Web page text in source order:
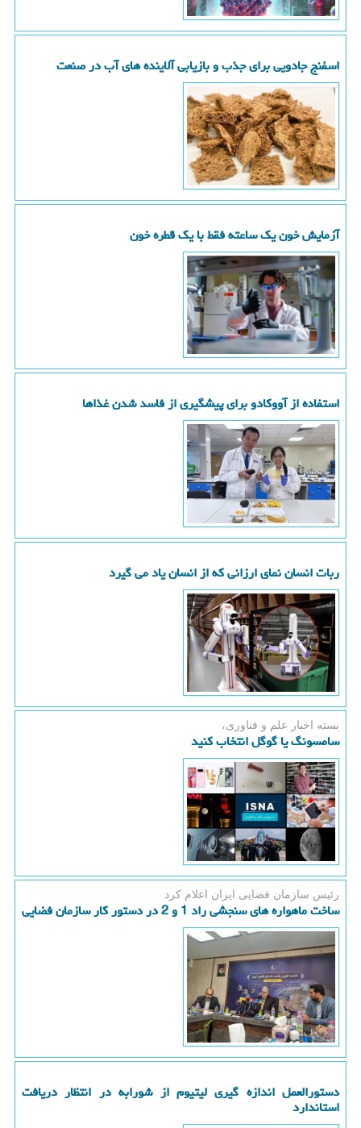
اسفنج جادویی برای جذب و بازیابی آلاینده های آب در صنعت
آزمایش خون یک ساعته فقط با یک قطره خون
استفاده از آووکادو برای پیشگیری از فاسد شدن غذاها
ربات انسان نمای ارزانی که از انسان یاد می گیرد
بسته اخبار علم و فناوری،
سامسونگ یا گوگل انتخاب کنید
رئیس سازمان فضایی ایران اعلام كرد
ساخت ماهواره های سنجشی راد 1 و 2 در دستور کار سازمان فضایی
دستورالعمل اندازه گیری لیتیوم از شورابه در انتظار دریافت
استاندارد